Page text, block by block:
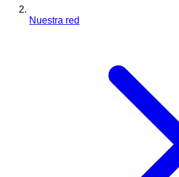
Nuestra red